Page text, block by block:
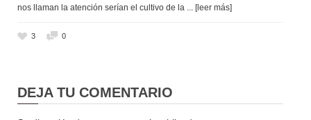
nos llaman la atención serían el cultivo de la
... [leer más]
3 0
DEJA TU COMENTARIO